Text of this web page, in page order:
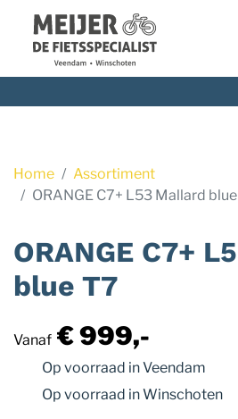
Navigatie
Home
Assortiment
ORANGE C7+ L53 Mallard
ORANGE C7+
blue T7
Vanaf € 999,-
Op voorraad in Veendam
Op voorraad in Winschoten